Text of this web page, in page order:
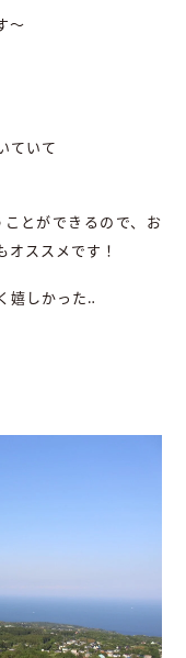
〜
ていて
とができるので、お
ススメです！
嬉しかった‥